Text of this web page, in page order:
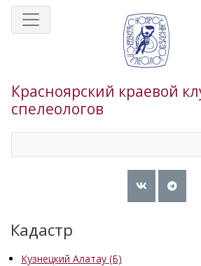
Перейти
Красноярский краевой
спелеологов
Кадастр
Кузнецкий Алатау (Б)